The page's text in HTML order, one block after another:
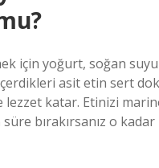
için yoğurt, soğan
asit etin sert
lezzet katar. Etinizi
bırakırsanız o